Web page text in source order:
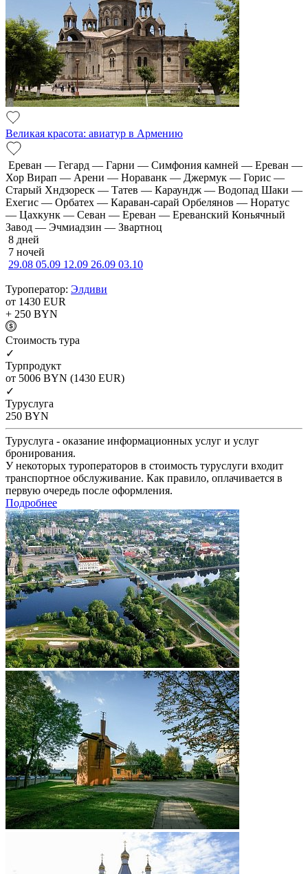
Великая красота: авиатур в Армению
Ереван — Гегард — Гарни — Симфония камней — Ереван —
Хор Вирап — Арени — Нораванк — Джермук — Горис —
Старый Хндзореск — Татев — Караундж — Водопад Шаки —
Ехегис — Орбатех — Караван-сарай Орбелянов — Норатус
— Цахкунк — Севан — Ереван — Ереванский Коньячный
Завод — Эчмиадзин — Звартноц
8 дней
7 ночей
29.08 05.09 12.09 26.09 03.10
Туроператор: Элдиви
от 1430 EUR
+ 250 BYN
Cтоимость тура
✓
Турпродукт
от 5006 BYN (1430 EUR)
✓
Туруслуга
250 BYN
Туруслуга - оказание информационных услуг и услуг
бронирования.
У некоторых туроператоров в стоимость туруслуги входит
транспортное обслуживание. Как правило, оплачивается в
первую очередь после оформления.
Подробнее